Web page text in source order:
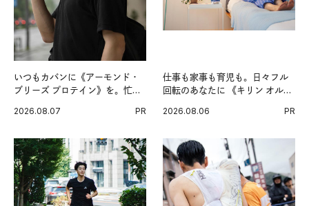
いつもカバンに《アーモンド・
ブリーズ プロテイン》を。忙し
グ習慣。
2026.08.07 PR
仕事も家事も育児も。日々フル
回転のあなたに 《キリン オルニ
2026.08.06 PR